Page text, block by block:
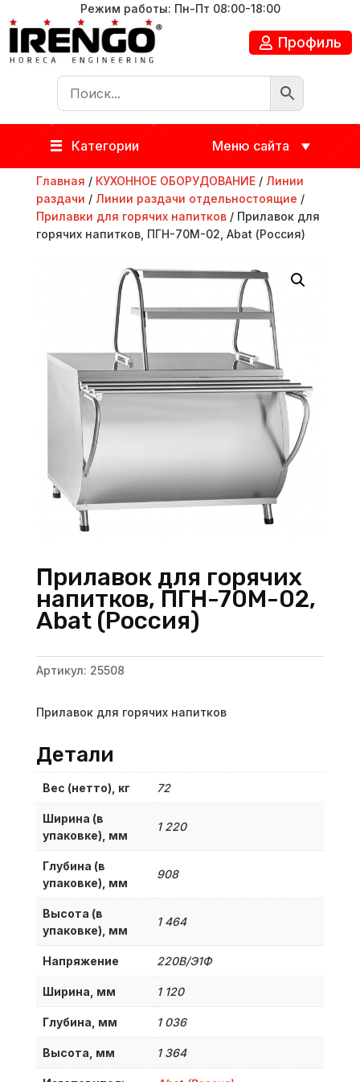
Режим работы: Пн-Пт 08:00-18:00
Профиль
Категории Меню сайта
Главная / КУХОННОЕ ОБОРУДОВАНИЕ/ Линии
раздачи / Линии раздачи отдельностоящие /
Прилавки для горячих напитков/ Прилавок для
горячих напитков, ПГН-70М-02, Abat (Россия)
Прилавок для горячих
напитков, ПГН-70М-02,
Abat (Россия)
Артикул: 25508
Прилавок для горячих напитков
Детали
Вес (нетто), кг 72
Ширина (в
упаковке), мм
1 220
Глубина (в
упаковке), мм
908
Высота (в
упаковке), мм
1 464
Напряжение 220В/Э1Ф
Ширина, мм 1 120
Глубина, мм 1 036
Высота, мм 1 364